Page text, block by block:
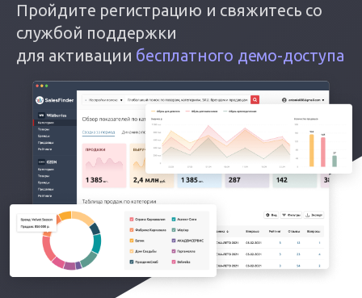
Пройдите регистрацию и свяжитесь со
службой поддержки
для активации бесплатного демо-доступа